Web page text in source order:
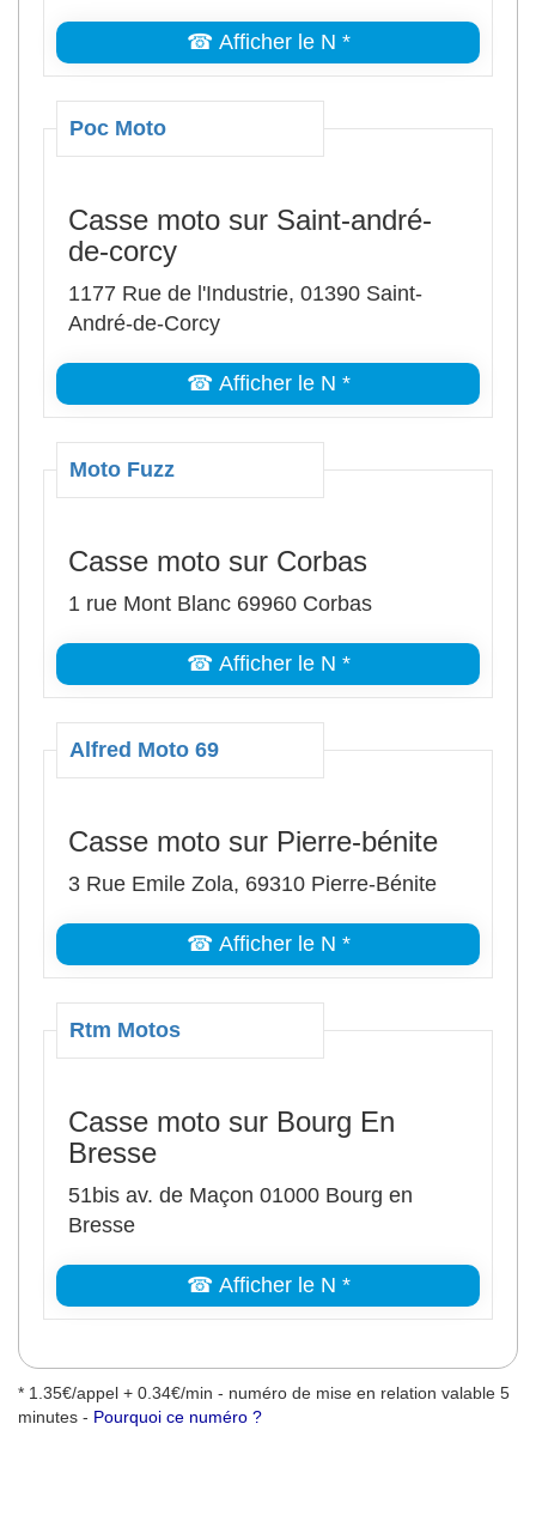
☎ Afficher le N *
Poc Moto
Casse moto sur Saint-andré-
de-corcy
1177 Rue de l'Industrie, 01390 Saint-
André-de-Corcy
☎ Afficher le N *
Moto Fuzz
Casse moto sur Corbas
1 rue Mont Blanc 69960 Corbas
☎ Afficher le N *
Alfred Moto 69
Casse moto sur Pierre-bénite
3 Rue Emile Zola, 69310 Pierre-Bénite
☎ Afficher le N *
Rtm Motos
Casse moto sur Bourg En
Bresse
51bis av. de Maçon 01000 Bourg en
Bresse
☎ Afficher le N *
* 1.35€/appel + 0.34€/min - numéro de mise en relation valable 5
minutes - Pourquoi ce numéro ?